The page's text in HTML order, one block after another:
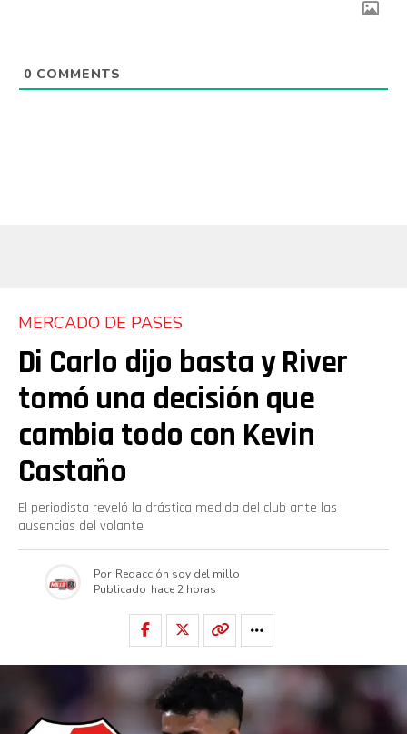
0 COMMENTS
MERCADO DE PASES
Di Carlo dijo basta y River
tomó una decisión que
cambia todo con Kevin
Castaño
El periodista reveló la drástica medida del club ante las
ausencias del volante
Por Redacción soy del millo
Publicado hace 2 horas
Reddit
Pinterest
Email